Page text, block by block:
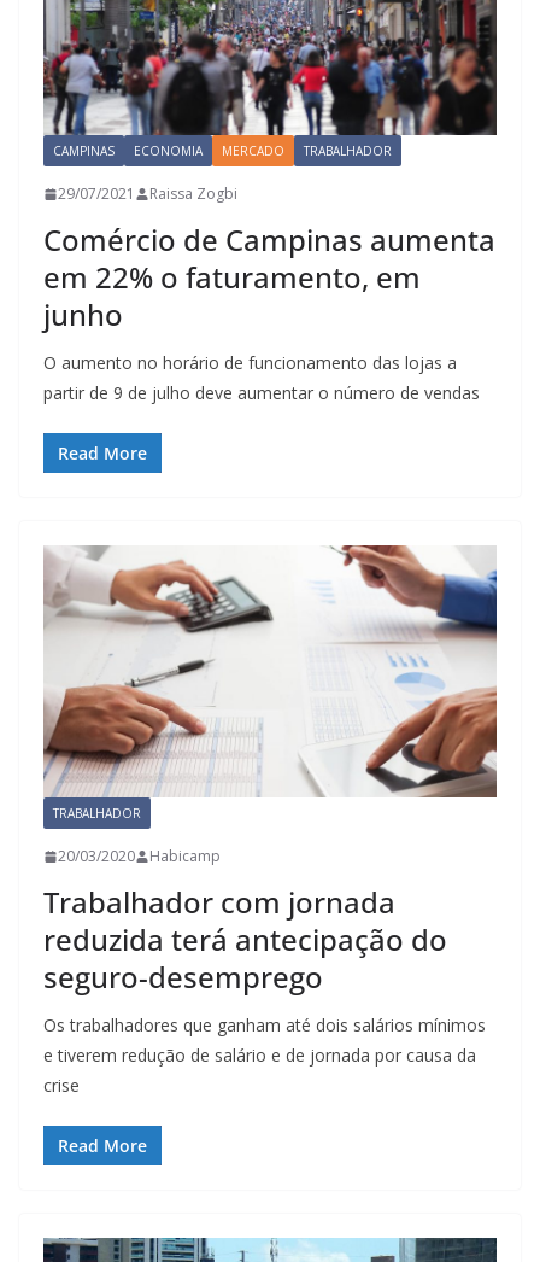
CAMPINAS ECONOMIA MERCADO TRABALHADOR
29/07/2021 Raissa Zogbi
Comércio de Campinas aumenta
em 22% o faturamento, em
junho
O aumento no horário de funcionamento das lojas a
partir de 9 de julho deve aumentar o número de vendas
Read More
TRABALHADOR
20/03/2020 Habicamp
Trabalhador com jornada
reduzida terá antecipação do
seguro-desemprego
Os trabalhadores que ganham até dois salários mínimos
e tiverem redução de salário e de jornada por causa da
crise
Read More